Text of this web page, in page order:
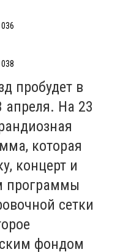
пробудет в
апреля. На 23
которая
концерт и
программы
сетки
фондом